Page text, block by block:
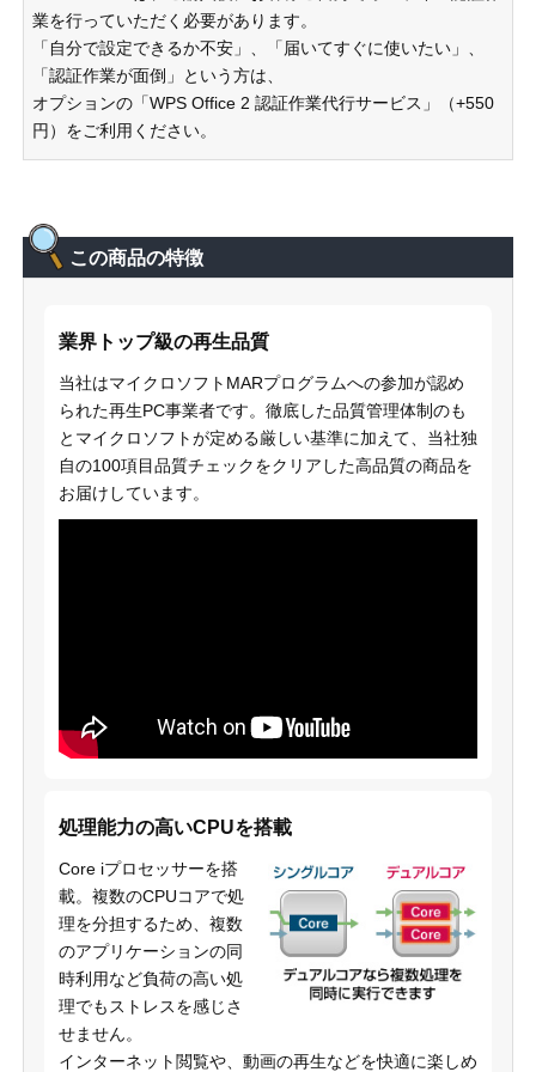
業を行っていただく必要があります。
「自分で設定できるか不安」、「届いてすぐに使いたい」、
「認証作業が面倒」という方は、
オプションの「WPS Office 2 認証作業代行サービス」（+550
円）をご利用ください。
この商品の特徴
業界トップ級の再生品質
当社はマイクロソフトMARプログラムへの参加が認め
られた再生PC事業者です。徹底した品質管理体制のも
とマイクロソフトが定める厳しい基準に加えて、当社独
自の100項目品質チェックをクリアした高品質の商品を
お届けしています。
処理能力の高いCPUを搭載
Core iプロセッサーを搭
載。複数のCPUコアで処
理を分担するため、複数
のアプリケーションの同
時利用など負荷の高い処
理でもストレスを感じさ
せません。
インターネット閲覧や、動画の再生などを快適に楽しめ